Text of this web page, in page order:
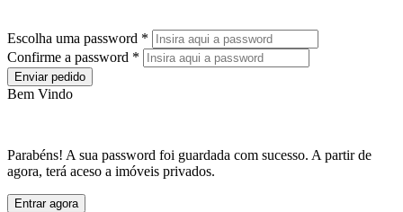
Escolha uma password *
Confirme a password *
Enviar pedido
Bem Vindo
Parabéns! A sua password foi guardada com sucesso. A partir de
agora, terá aceso a imóveis privados.
Entrar agora